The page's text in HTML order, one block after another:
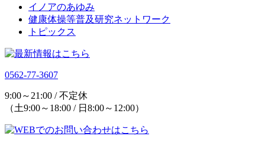
イノアのあゆみ
健康体操等普及研究ネットワーク
トピックス
0562-77-3607
9:00～21:00 / 不定休
（土9:00～18:00 / 日8:00～12:00）